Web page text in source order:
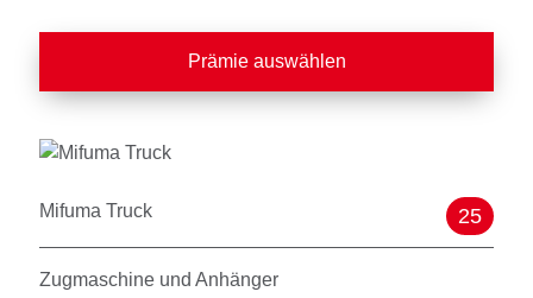
Prämie auswählen
Mifuma Truck 25
Zugmaschine und Anhänger